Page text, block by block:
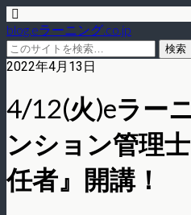
blog.eラーニング.co.jp
2022年4月13日
4/12(火)eラー
ンション管理
任者』開講！